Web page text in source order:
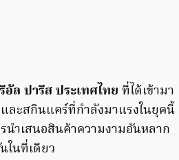
อัล ปารีส ประเทศไทย ที่ได้เข้ามา
ละสกินแคร์ที่กำลังมาแรงในยุคนี้
นำเสนอสินค้าความงามอันหลาก
นที่เดียว